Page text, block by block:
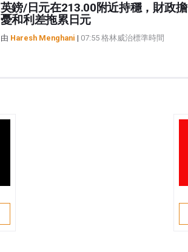
英鎊/日元在213.00附近持穩，財政擔
憂和利差拖累日元
由 Haresh Menghani | 07:55 格林威治標準時間